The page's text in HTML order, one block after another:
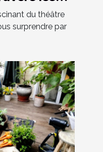
du théâtre
surprendre par